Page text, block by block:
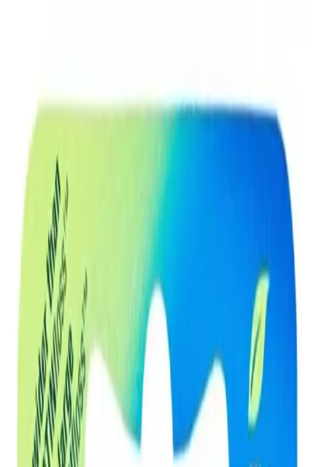
Yazarlar
Kuponlar
Ana Sayfa
İlham Veren Yazılar
Oral-B Satin Tape Diş İpi: Geniş Yüzeyli, Naneli Aromalı ve
Hassas Diş Etlerine Uygun
Oral-B Satin Tape Diş İpi: Sağlıklı ve
Ferah Bir Gülüş İçin Mükemmel Bir
Seçenek
İlham Veren Yazılar
İlham Veren Yazılar
Yayınlanma 14 Şubat 2026
Bu Yazı Hakkında